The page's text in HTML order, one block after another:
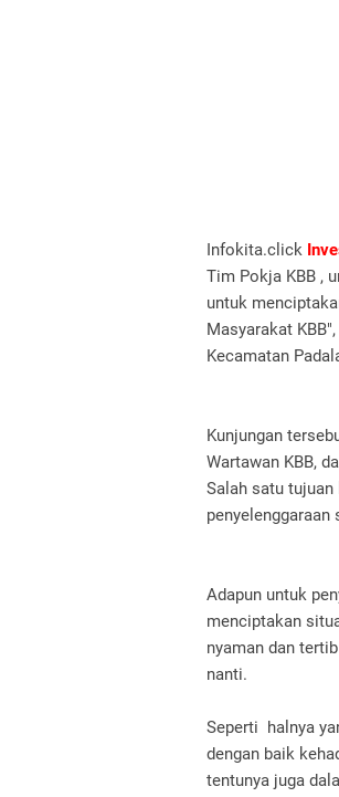
Infokita.click
Tim Pokja KBB ,
untuk
Masyarakat
Kecamatan
Kunjungan
Wartawan KBB,
Salah satu
penyelenggaraan
Adapun untuk
menciptakan
nyaman dan
nanti.
Seperti halnya
dengan baik
tentunya juga